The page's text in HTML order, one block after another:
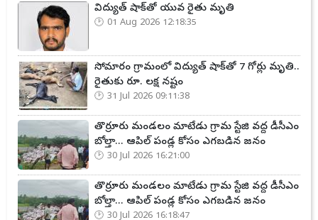
విద్యుత్ షాక్‌తో యువ రైతు మృతి
01 Aug 2026 12:18:35
సోమారం గ్రామంలో విద్యుత్ షాక్‌తో 7 గోర్లు మృతి..
రైతుకు రూ. లక్ష నష్టం
31 Jul 2026 09:11:38
తొర్రూరు మండలం మాటేడు గ్రామ స్టేజి వద్ద డీసీఎం
బోల్తా... ఆపిల్ పండ్ల కోసం ఎగబడిన జనం
30 Jul 2026 16:21:00
తొర్రూరు మండలం మాటేడు గ్రామ స్టేజి వద్ద డీసీఎం
బోల్తా... ఆపిల్ పండ్ల కోసం ఎగబడిన జనం
30 Jul 2026 16:18:47